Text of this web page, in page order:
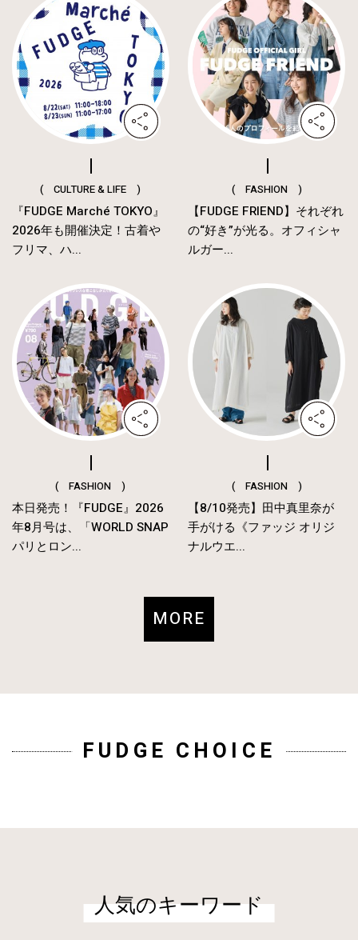
( CULTURE & LIFE )
『FUDGE Marché TOKYO』
2026年も開催決定！古着や
フリマ、ハ...
( FASHION )
【FUDGE FRIEND】それぞれ
の“好き”が光る。オフィシャ
ルガー...
( FASHION )
本日発売！『FUDGE』2026
年8月号は、「WORLD SNAP
パリとロン...
( FASHION )
【8/10発売】田中真里奈が
手がける《ファッジ オリジ
ナルウエ...
MORE
FUDGE CHOICE
人気のキーワード